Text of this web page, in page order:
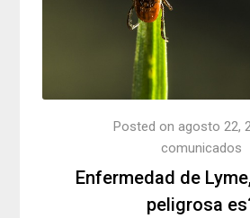
Enfermedad de
peligrosa
Posted on agosto 22,
comunicados